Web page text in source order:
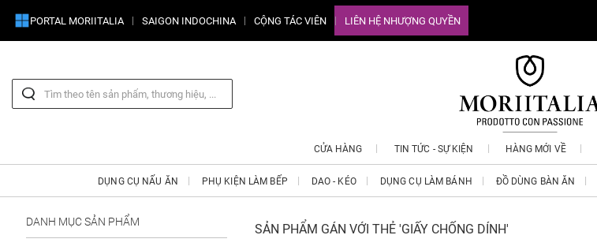
PORTAL MORIITALIA SAIGON INDOCHINA CỘNG TÁC VIÊN LIÊN HỆ NHƯỢNG QUYỀN
CỬA HÀNG TIN TỨC - SỰ KIỆN HÀNG MỚI VỀ
DỤNG CỤ NẤU ĂN PHỤ KIỆN LÀM BẾP DAO - KÉO DỤNG CỤ LÀM BÁNH ĐỒ DÙNG BÀN ĂN
DANH MỤC SẢN PHẨM SẢN PHẨM GÁN VỚI THẺ 'GIẤY CHỐNG DÍNH'